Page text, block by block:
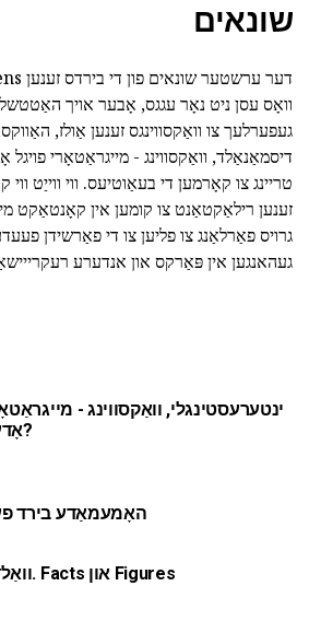
שונאים
וואָס עסן ניט נאָר עגגס, אָבער אויך
געפערלעך צו וואַקסווינגס זענען אַולז,
דיסמאַנאַלד, וואַקסווינג - מייגראַטאָרי
טריינג צו קאָרמען די בעאַוטיעס. ווי ווייַט
זענען רילאַקטאַנט צו קומען אין קאָנטאַקט
גרויס פאַרלאַנג צו פליען צו די פאַרשידן
געהאנגען אין פּאַרקס און אנדערע
ינטערעסטינגלי, וואַקסווינג -
אָדער נישט?
האָמעמאַדע בירד
וואַלד טראָול. Facts און Figures